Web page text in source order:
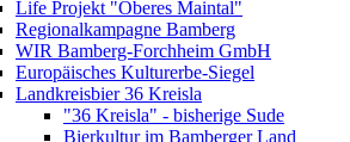
Life Projekt "Oberes Maintal"
Regionalkampagne Bamberg
WIR Bamberg-Forchheim GmbH
Europäisches Kulturerbe-Siegel
Landkreisbier 36 Kreisla
"36 Kreisla" - bisherige Sude
Bierkultur im Bamberger Land